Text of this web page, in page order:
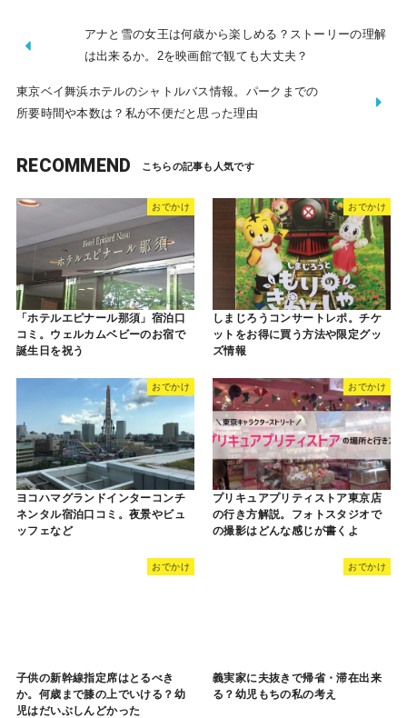
アナと雪の女王は何歳から楽しめる？ストーリーの理解
は出来るか。2を映画館で観ても大丈夫？
東京ベイ舞浜ホテルのシャトルバス情報。パークまでの
所要時間や本数は？私が不便だと思った理由
RECOMMEND
おでかけ
「ホテルエピナール那須」宿泊口
コミ。ウェルカムベビーのお宿で
誕生日を祝う
おでかけ
しまじろうコンサートレポ。チケ
ットをお得に買う方法や限定グッ
ズ情報
おでかけ
ヨコハマグランドインターコンチ
ネンタル宿泊口コミ。夜景やビュ
ッフェなど
おでかけ
プリキュアプリティストア東京店
の行き方解説。フォトスタジオで
の撮影はどんな感じが書くよ
おでかけ
子供の新幹線指定席はとるべき
か。何歳まで膝の上でいける？幼
児はだいぶしんどかった
おでかけ
義実家に夫抜きで帰省・滞在出来
る？幼児もちの私の考え